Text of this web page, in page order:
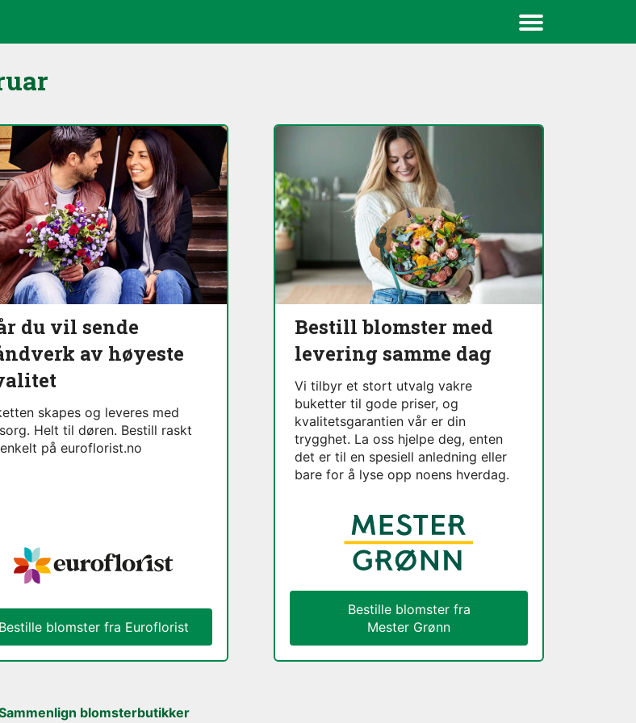
Meny
du vil sende
av høyeste
skapes og leveres med
Helt til døren. Bestill raskt
på euroflorist.no
Bestille blomster fra Euroflorist
Bestill blomster med
levering samme dag
Vi tilbyr et stort utvalg vakre
buketter til gode priser, og
kvalitetsgarantien vår er din
trygghet. La oss hjelpe deg, enten
det er til en spesiell anledning eller
bare for å lyse opp noens hverdag.
Bestille blomster fra
Mester Grønn
blomsterbutikker